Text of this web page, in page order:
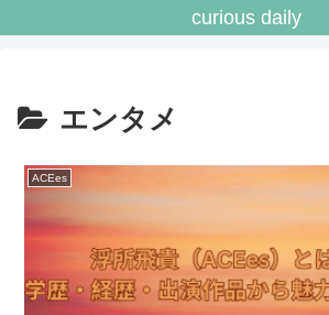
curious daily
エンタメ
ACEes